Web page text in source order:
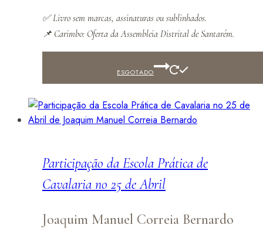
✅Livro sem marcas, assinaturas ou sublinhados.
📌 Carimbo: Oferta da Assembleia Distrital de Santarém.
ESGOTADO
Participação da Escola Prática de
Cavalaria no 25 de Abril
Joaquim Manuel Correia Bernardo